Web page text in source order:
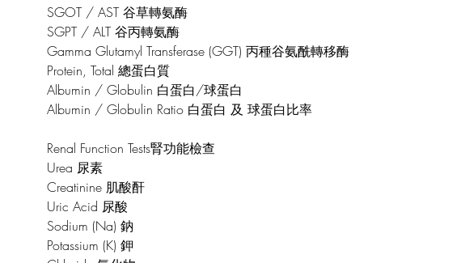
SGOT / AST 谷草轉氨酶
SGPT / ALT 谷丙轉氨酶
Gamma Glutamyl Transferase (GGT) 丙種谷氨酰轉移酶
Protein, Total 總蛋白質
Albumin / Globulin 白蛋白/球蛋白
Albumin / Globulin Ratio 白蛋白 及 球蛋白比率
Renal Function Tests腎功能檢查
Urea 尿素
Creatinine 肌酸酐
Uric Acid 尿酸
Sodium (Na) 鈉
Potassium (K) 鉀